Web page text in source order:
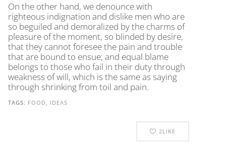
On the other hand, we denounce with
righteous indignation and dislike men who are
so beguiled and demoralized by the charms of
pleasure of the moment, so blinded by desire,
that they cannot foresee the pain and trouble
that are bound to ensue; and equal blame
belongs to those who fail in their duty through
weakness of will, which is the same as saying
through shrinking from toil and pain.
TAGS: FOOD, IDEAS
2LIKE